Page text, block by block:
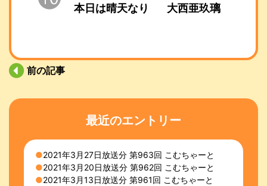
本日は晴天なり 大西亜玖璃
前の記事
最近のエントリー
2021年3月27日放送分 第963回 こむちゃーと
2021年3月20日放送分 第962回 こむちゃーと
2021年3月13日放送分 第961回 こむちゃーと